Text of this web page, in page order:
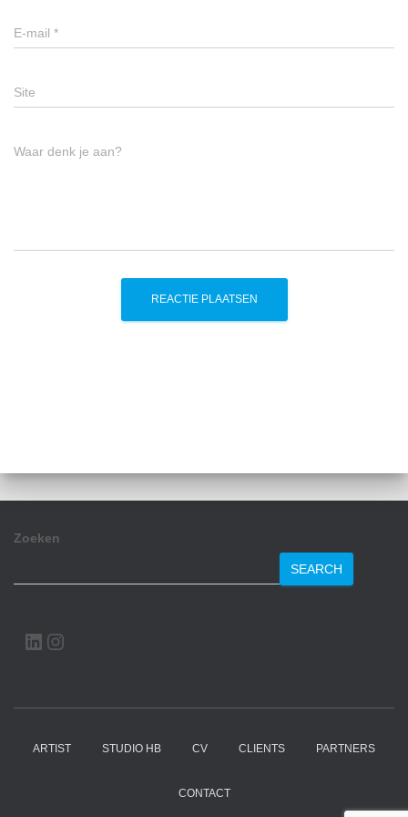
E-mail *
Site
Waar denk je aan?
Zoeken
SEARCH
LINKEDIN
ARTIST STUDIO HB CV CLIENTS PARTNERS
CONTACT